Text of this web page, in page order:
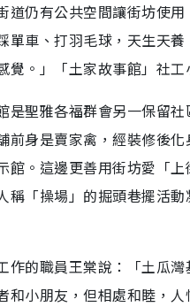
道仍有公共空間讓街坊使用
單車、打羽毛球，天生天養
覺。」「土家故事館」社工
是聖雅各福群會另一保留社
前身是賣家禽，經裝修後化
館。這邊更善用街坊愛「上
稱「操場」的掘頭巷擺活動
作的職員王棠說：「土瓜灣
和小朋友，但相處和睦，人